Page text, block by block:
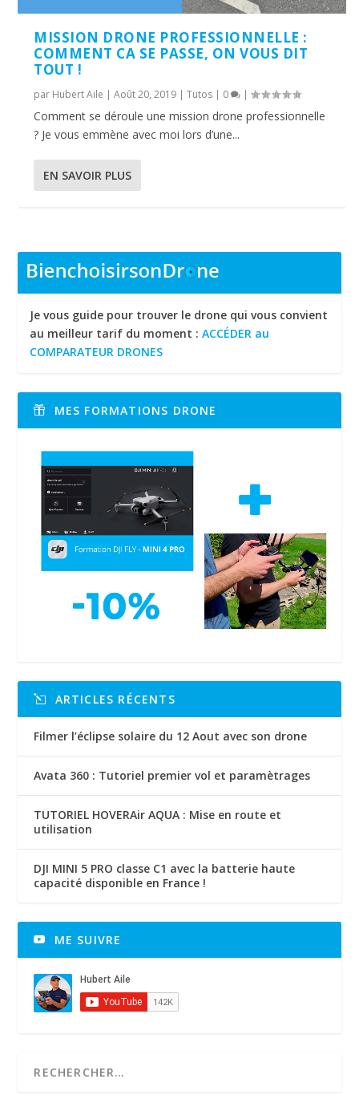
MISSION DRONE PROFESSIONNELLE :
COMMENT CA SE PASSE, ON VOUS DIT
TOUT !
par Hubert Aile |Août 20, 2019 |Tutos | 0 |
Comment se déroule une mission drone professionnelle
? Je vous emmène avec moi lors d’une...
EN SAVOIR PLUS
Je vous guide pour trouver le drone qui vous convient
au meilleur tarif du moment :ACCÉDER au
COMPARATEUR DRONES
MES FORMATIONS DRONE
ARTICLES RÉCENTS
Filmer l’éclipse solaire du 12 Aout avec son drone
Avata 360 : Tutoriel premier vol et paramètrages
TUTORIEL HOVERAir AQUA : Mise en route et
utilisation
DJI MINI 5 PRO classe C1 avec la batterie haute
capacité disponible en France !
ME SUIVRE